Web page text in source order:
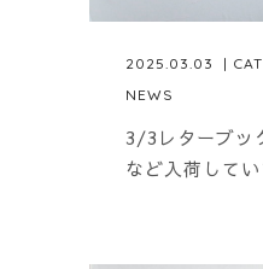
2025.03.03 |
NEWS
3/3レターブッ
など入荷して